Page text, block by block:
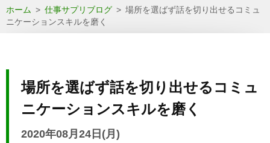
ホーム > 仕事サプリブログ > 場所を選ばず話を切り出せるコミュ
ニケーションスキルを磨く
場所を選ばず話を切り出せるコミュ
ニケーションスキルを磨く
2020年08月24日(月)